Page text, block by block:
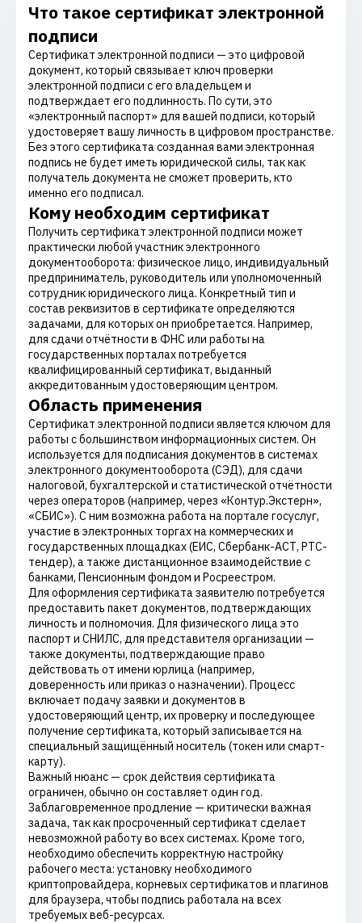
Что такое сертификат электронной
подписи
Сертификат электронной подписи — это цифровой
документ, который связывает ключ проверки
электронной подписи с его владельцем и
подтверждает его подлинность. По сути, это
«электронный паспорт» для вашей подписи, который
удостоверяет вашу личность в цифровом пространстве.
Без этого сертификата созданная вами электронная
подпись не будет иметь юридической силы, так как
получатель документа не сможет проверить, кто
именно его подписал.
Кому необходим сертификат
Получить сертификат электронной подписи может
практически любой участник электронного
документооборота: физическое лицо, индивидуальный
предприниматель, руководитель или уполномоченный
сотрудник юридического лица. Конкретный тип и
состав реквизитов в сертификате определяются
задачами, для которых он приобретается. Например,
для сдачи отчётности в ФНС или работы на
государственных порталах потребуется
квалифицированный сертификат, выданный
аккредитованным удостоверяющим центром.
Область применения
Сертификат электронной подписи является ключом для
работы с большинством информационных систем. Он
используется для подписания документов в системах
электронного документооборота (СЭД), для сдачи
налоговой, бухгалтерской и статистической отчётности
через операторов (например, через «Контур.Экстерн»,
«СБИС»). С ним возможна работа на портале госуслуг,
участие в электронных торгах на коммерческих и
государственных площадках (ЕИС, Сбербанк-АСТ, РТС-
тендер), а также дистанционное взаимодействие с
банками, Пенсионным фондом и Росреестром.
Для оформления сертификата заявителю потребуется
предоставить пакет документов, подтверждающих
личность и полномочия. Для физического лица это
паспорт и СНИЛС, для представителя организации —
также документы, подтверждающие право
действовать от имени юрлица (например,
доверенность или приказ о назначении). Процесс
включает подачу заявки и документов в
удостоверяющий центр, их проверку и последующее
получение сертификата, который записывается на
специальный защищённый носитель (токен или смарт-
карту).
Важный нюанс — срок действия сертификата
ограничен, обычно он составляет один год.
Заблаговременное продление — критически важная
задача, так как просроченный сертификат сделает
невозможной работу во всех системах. Кроме того,
необходимо обеспечить корректную настройку
рабочего места: установку необходимого
криптопровайдера, корневых сертификатов и плагинов
для браузера, чтобы подпись работала на всех
требуемых веб-ресурсах.